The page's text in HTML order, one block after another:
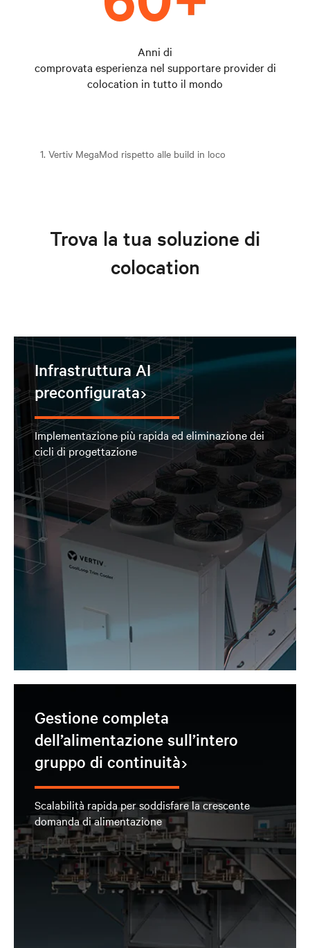
Anni di
comprovata esperienza nel supportare provider di
colocation in tutto il mondo
1. Vertiv MegaMod rispetto alle build in loco
Trova la tua soluzione di
colocation
Infrastruttura AI
preconfigurata
Implementazione più rapida ed eliminazione dei
cicli di progettazione
Gestione completa
dell’alimentazione sull’intero
gruppo di continuità
Scalabilità rapida per soddisfare la crescente
domanda di alimentazione